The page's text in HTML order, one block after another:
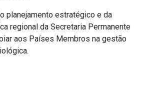
planejamento estratégico e da
regional da Secretaria Permanente
aos Países Membros na gestão